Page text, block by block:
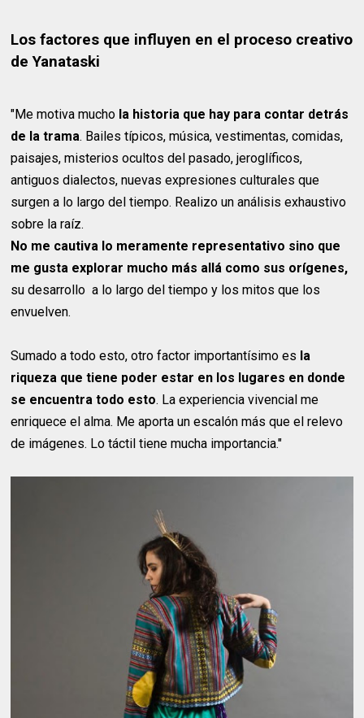
Los factores que influyen en el proceso creativo
de Yanataski
"Me motiva mucho la historia que hay para contar detrás
de la trama. Bailes típicos, música, vestimentas, comidas,
paisajes, misterios ocultos del pasado, jeroglíficos,
antiguos dialectos, nuevas expresiones culturales que
surgen a lo largo del tiempo. Realizo un análisis exhaustivo
sobre la raíz.
No me cautiva lo meramente representativo sino que
me gusta explorar mucho más allá como sus orígenes,
su desarrollo a lo largo del tiempo y los mitos que los
envuelven.
Sumado a todo esto, otro factor importantísimo es la
riqueza que tiene poder estar en los lugares en donde
se encuentra todo esto. La experiencia vivencial me
enriquece el alma. Me aporta un escalón más que el relevo
de imágenes. Lo táctil tiene mucha importancia."